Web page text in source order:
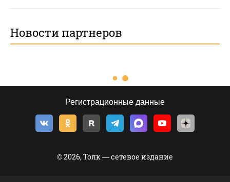
Новости партнеров
Регистрационные данные
© 2026, Толк — сетевое издание